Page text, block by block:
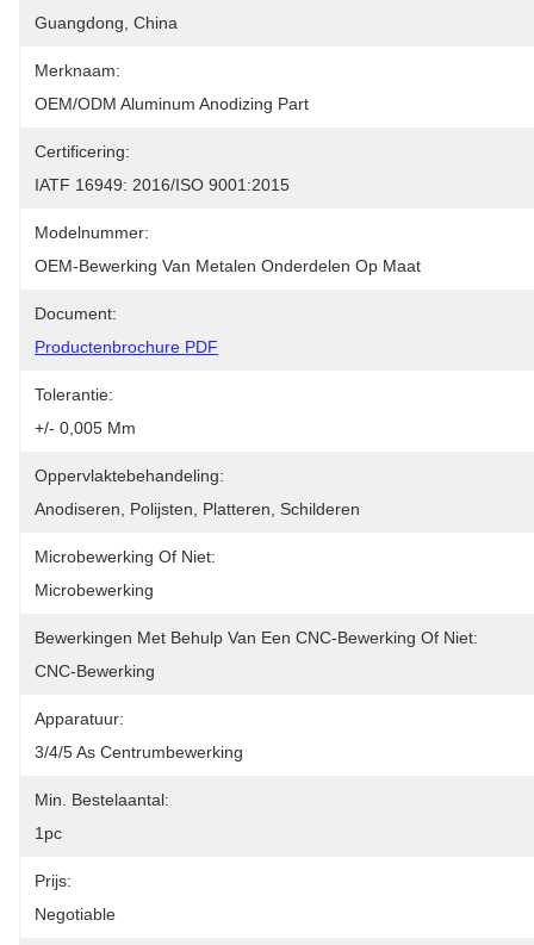
Guangdong, China
Merknaam:
OEM/ODM Aluminum Anodizing Part
Certificering:
IATF 16949: 2016/ISO 9001:2015
Modelnummer:
OEM-Bewerking Van Metalen Onderdelen Op Maat
Document:
Productenbrochure PDF
Tolerantie:
+/- 0,005 Mm
Oppervlaktebehandeling:
Anodiseren, Polijsten, Platteren, Schilderen
Microbewerking Of Niet:
Microbewerking
Bewerkingen Met Behulp Van Een CNC-Bewerking Of Niet:
CNC-Bewerking
Apparatuur:
3/4/5 As Centrumbewerking
Min. Bestelaantal:
1pc
Prijs:
Negotiable